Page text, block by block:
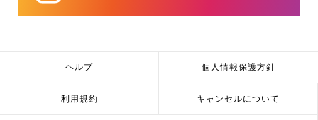
ヘルプ 個人情報保護方針
利用規約 キャンセルについて